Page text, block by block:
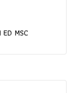
MSC